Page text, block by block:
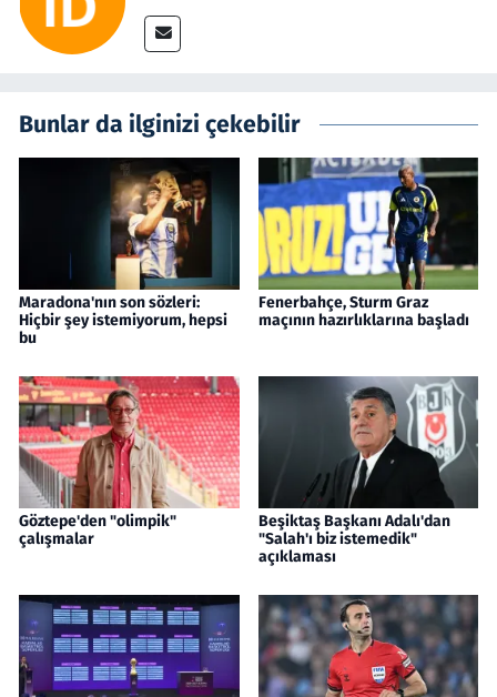
Bunlar da ilginizi çekebilir
Maradona'nın son sözleri:
Hiçbir şey istemiyorum, hepsi
bu
Fenerbahçe, Sturm Graz
maçının hazırlıklarına başladı
Göztepe'den "olimpik"
çalışmalar
Beşiktaş Başkanı Adalı'dan
"Salah'ı biz istemedik"
açıklaması